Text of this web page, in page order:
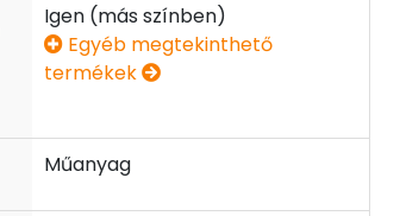
Igen (más színben)
Egyéb megtekinthető
termékek
Műanyag